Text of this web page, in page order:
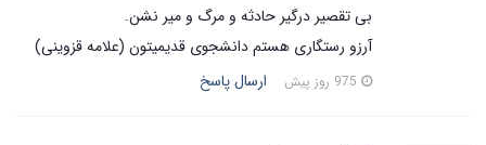
بی تقصیر درگیر حادثه و مرگ و میر نشن.
آرزو رستگاری هستم دانشجوی قدیمیتون (علامه قزوینی)
ارسال پاسخ